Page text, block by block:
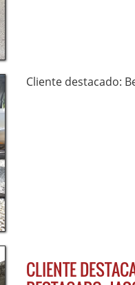
Cliente destacado:
CLIENTE